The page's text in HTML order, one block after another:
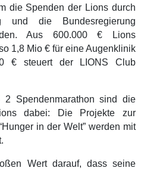
die Spenden der Lions durch
und die Bundesregierung
Aus 600.000 € Lions
1,8 Mio € für eine Augenklinik
€ steuert der LIONS Club
Spendenmarathon sind die
dabei: Die Projekte zur
in der Welt” werden mit
Wert darauf, dass seine